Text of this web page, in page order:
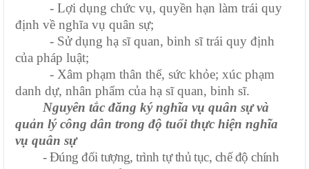
- Lợi dụng chức vụ, quyền hạn làm trái quy
định về nghĩa vụ quân sự;
- Sử dụng hạ sĩ quan, binh sĩ trái quy định
của pháp luật;
- Xâm phạm thân thể, sức khỏe; xúc phạm
danh dự, nhân phẩm của hạ sĩ quan, binh sĩ.
Nguyên tắc đăng ký nghĩa vụ quân sự và
quản lý công dân trong độ tuổi thực hiện nghĩa
vụ quân sự
-Đúng đối tượng, trình tự thủ tục, chế độ chính